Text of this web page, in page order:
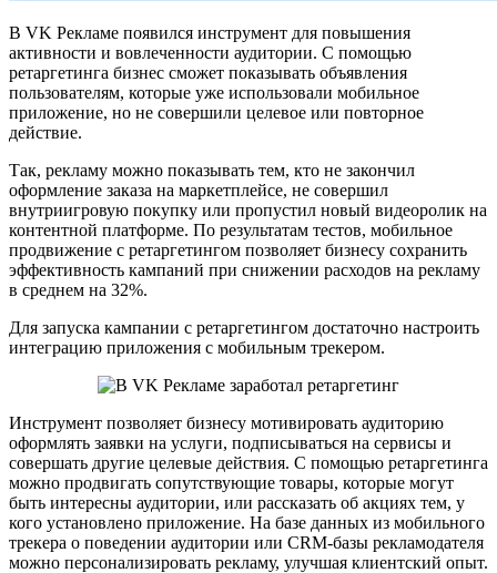
В VK Рекламе появился инструмент для повышения
активности и вовлеченности аудитории. С помощью
ретаргетинга бизнес сможет показывать объявления
пользователям, которые уже использовали мобильное
приложение, но не совершили целевое или повторное
действие.
Так, рекламу можно показывать тем, кто не закончил
оформление заказа на маркетплейсе, не совершил
внутриигровую покупку или пропустил новый видеоролик на
контентной платформе. По результатам тестов, мобильное
продвижение с ретаргетингом позволяет бизнесу сохранить
эффективность кампаний при снижении расходов на рекламу
в среднем на 32%.
Для запуска кампании с ретаргетингом достаточно настроить
интеграцию приложения с мобильным трекером.
Инструмент позволяет бизнесу мотивировать аудиторию
оформлять заявки на услуги, подписываться на сервисы и
совершать другие целевые действия. С помощью ретаргетинга
можно продвигать сопутствующие товары, которые могут
быть интересны аудитории, или рассказать об акциях тем, у
кого установлено приложение. На базе данных из мобильного
трекера о поведении аудитории или CRM-базы рекламодателя
можно персонализировать рекламу, улучшая клиентский опыт.